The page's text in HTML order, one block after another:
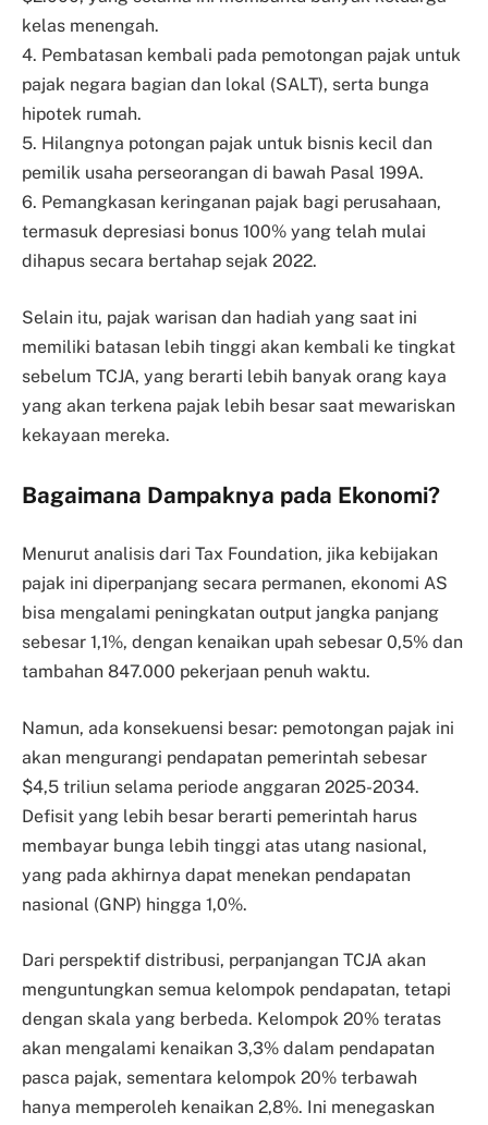
kelas menengah.
4. Pembatasan kembali pada pemotongan pajak untuk
pajak negara bagian dan lokal (SALT), serta bunga
hipotek rumah.
5. Hilangnya potongan pajak untuk bisnis kecil dan
pemilik usaha perseorangan di bawah Pasal 199A.
6. Pemangkasan keringanan pajak bagi perusahaan,
termasuk depresiasi bonus 100% yang telah mulai
dihapus secara bertahap sejak 2022.
Selain itu, pajak warisan dan hadiah yang saat ini
memiliki batasan lebih tinggi akan kembali ke tingkat
sebelum TCJA, yang berarti lebih banyak orang kaya
yang akan terkena pajak lebih besar saat mewariskan
kekayaan mereka.
Bagaimana Dampaknya pada Ekonomi?
Menurut analisis dari Tax Foundation, jika kebijakan
pajak ini diperpanjang secara permanen, ekonomi AS
bisa mengalami peningkatan output jangka panjang
sebesar 1,1%, dengan kenaikan upah sebesar 0,5% dan
tambahan 847.000 pekerjaan penuh waktu.
Namun, ada konsekuensi besar: pemotongan pajak ini
akan mengurangi pendapatan pemerintah sebesar
$4,5 triliun selama periode anggaran 2025-2034.
Defisit yang lebih besar berarti pemerintah harus
membayar bunga lebih tinggi atas utang nasional,
yang pada akhirnya dapat menekan pendapatan
nasional (GNP) hingga 1,0%.
Dari perspektif distribusi, perpanjangan TCJA akan
menguntungkan semua kelompok pendapatan, tetapi
dengan skala yang berbeda. Kelompok 20% teratas
akan mengalami kenaikan 3,3% dalam pendapatan
pasca pajak, sementara kelompok 20% terbawah
hanya memperoleh kenaikan 2,8%. Ini menegaskan